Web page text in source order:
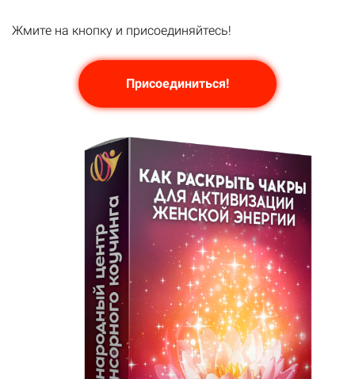
Жмите на кнопку и присоединяйтесь!
Присоединиться!